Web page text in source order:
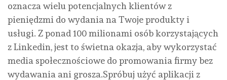
oznacza wielu potencjalnych klientów z
pieniędzmi do wydania na Twoje produkty i
usługi. Z ponad 100 milionami osób korzystających
z Linkedin, jest to świetna okazja, aby wykorzystać
media społecznościowe do promowania firmy bez
wydawania ani grosza.Spróbuj użyć aplikacji z